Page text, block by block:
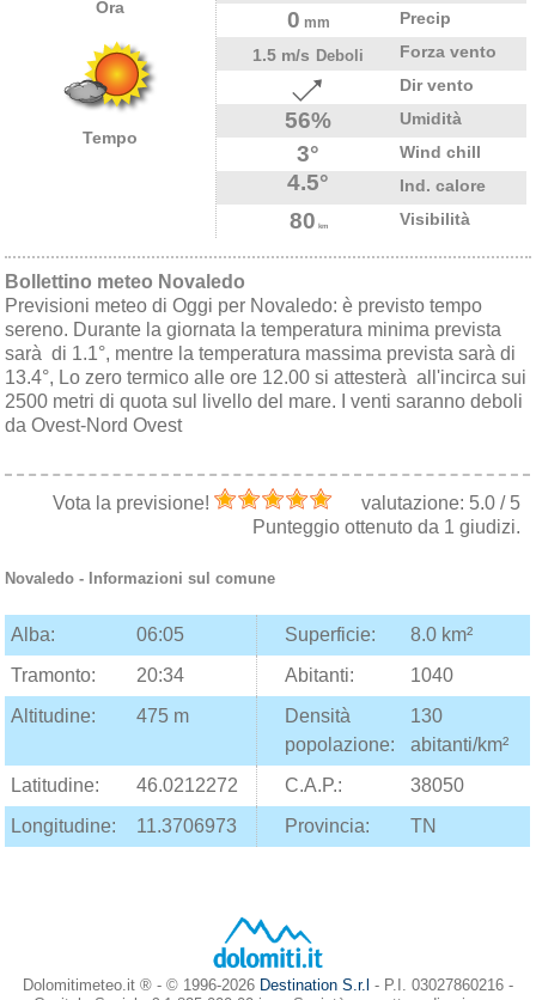
Ora
Tempo
0 mm
Precip
1.5 m/s Deboli
Forza vento
Dir vento
56% Umidità
3° Wind chill
4.5° Ind. calore
80 km Visibilità
Bollettino meteo Novaledo
Previsioni meteo di Oggi per Novaledo: è previsto tempo
sereno. Durante la giornata la temperatura minima prevista
sarà di 1.1°, mentre la temperatura massima prevista sarà di
13.4°, Lo zero termico alle ore 12.00 si attesterà all'incirca sui
2500 metri di quota sul livello del mare. I venti saranno deboli
da Ovest-Nord Ovest
Vota la previsione! valutazione: 5.0/ 5
Punteggio ottenuto da 1 giudizi.
Novaledo - Informazioni sul comune
Alba: 06:05 Superficie:
8.0 km²
Tramonto:
20:34 Abitanti:
1040
Altitudine:
475 m
Densità
popolazione:
130
abitanti/km²
Latitudine:
46.0212272 C.A.P.:
38050
Longitudine:
11.3706973 Provincia: TN
Dolomitimeteo.it ® - © 1996-2026 Destination S.r.l - P.I. 03027860216 -